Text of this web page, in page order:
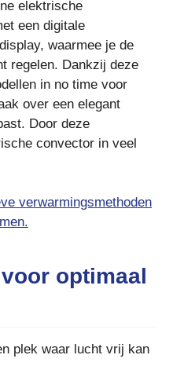
elektrische
een digitale
waarmee je de
regelen. Dankzij deze
in no time voor
over een elegant
Door deze
convector in veel
verwarmingsmethoden
optimaal
plek waar lucht vrij kan